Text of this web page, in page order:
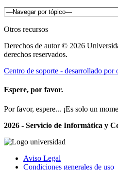
Otros recursos
Derechos de autor © 2026
derechos reservados.
Centro de soporte - desarrollado por
Espere, por favor.
Por favor, espere... ¡Es solo un
2026 - Servicio de Informática y
Aviso Legal
Condiciones generales de uso